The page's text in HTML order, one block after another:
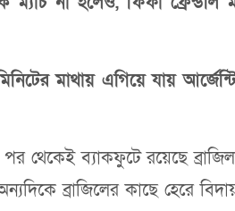
মাথায় এগিয়ে যায়
থেকেই ব্যাকফুটে রয়েছে
ব্রাজিলের কাছে হেরে